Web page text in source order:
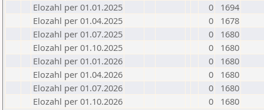
Elozahl per 01.01.2025
0
1694
Elozahl per 01.04.2025
0
1678
Elozahl per 01.07.2025
0
1680
Elozahl per 01.10.2025
0
1680
Elozahl per 01.01.2026
0
1680
Elozahl per 01.04.2026
0
1680
Elozahl per 01.07.2026
0
1680
Elozahl per 01.10.2026
0 1680